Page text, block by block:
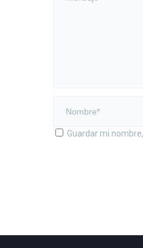
Guardar mi